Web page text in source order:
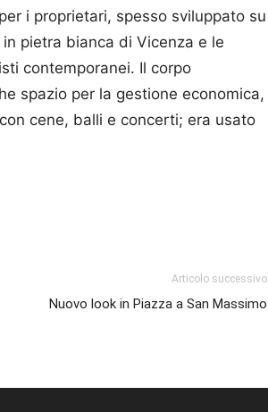
i proprietari, spesso sviluppato su
pietra bianca di Vicenza e le
contemporanei. Il corpo
spazio per la gestione economica,
cene, balli e concerti; era usato
Articolo successivo
Nuovo look in Piazza a San Massimo